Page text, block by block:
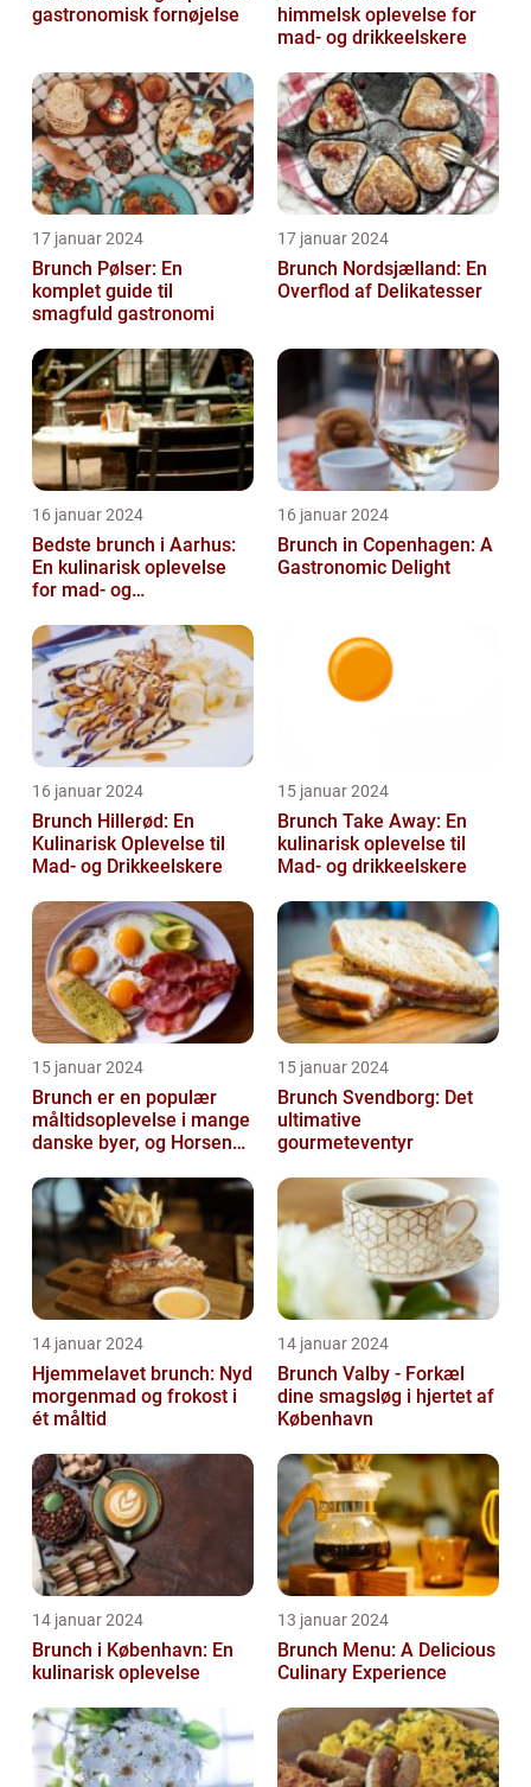
gastronomisk fornøjelse
himmelsk oplevelse for
mad- og drikkeelskere
17 januar 2024
Brunch Pølser: En
komplet guide til
smagfuld gastronomi
17 januar 2024
Brunch Nordsjælland: En
Overflod af Delikatesser
16 januar 2024
Bedste brunch i Aarhus:
En kulinarisk oplevelse
for mad- og
16 januar 2024
Brunch in Copenhagen: A
Gastronomic Delight
16 januar 2024
Brunch Hillerød: En
Kulinarisk Oplevelse til
Mad- og Drikkeelskere
15 januar 2024
Brunch Take Away: En
kulinarisk oplevelse til
Mad- og drikkeelskere
15 januar 2024
Brunch er en populær
måltidsoplevelse i mange
danske byer, og Horsens
15 januar 2024
Brunch Svendborg: Det
ultimative
gourmeteventyr
14 januar 2024
Hjemmelavet brunch: Nyd
morgenmad og frokost i
ét måltid
14 januar 2024
Brunch Valby - Forkæl
dine smagsløg i hjertet af
København
14 januar 2024
Brunch i København: En
kulinarisk oplevelse
13 januar 2024
Brunch Menu: A Delicious
Culinary Experience